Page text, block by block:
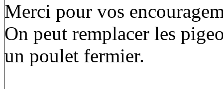
Merci pour vos
On peut remplacer les
un poulet fermier.